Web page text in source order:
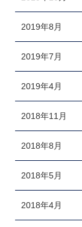
2019年8月
2019年7月
2019年4月
2018年11月
2018年8月
2018年5月
2018年4月